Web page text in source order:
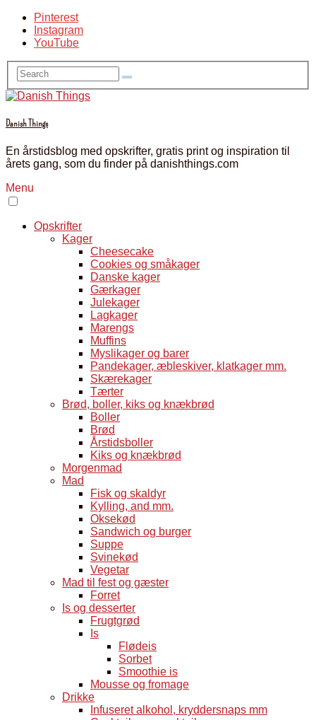
Pinterest
Instagram
YouTube
Danish Things
En årstidsblog med opskrifter, gratis print og inspiration til
årets gang, som du finder på danishthings.com
Menu
Opskrifter
Kager
Cheesecake
Cookies og småkager
Danske kager
Gærkager
Julekager
Lagkager
Marengs
Muffins
Myslikager og barer
Pandekager, æbleskiver, klatkager mm.
Skærekager
Tærter
Brød, boller, kiks og knækbrød
Boller
Brød
Årstidsboller
Kiks og knækbrød
Morgenmad
Mad
Fisk og skaldyr
Kylling, and mm.
Oksekød
Sandwich og burger
Suppe
Svinekød
Vegetar
Mad til fest og gæster
Forret
Is og desserter
Frugtgrød
Is
Flødeis
Sorbet
Smoothie is
Mousse og fromage
Drikke
Infuseret alkohol, kryddersnaps mm